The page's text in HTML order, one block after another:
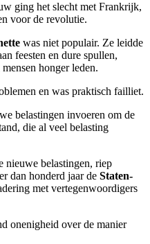
ging het slecht met Frankrijk,
voor de revolutie.
was niet populair. Ze leidde
feesten en dure spullen,
honger leden.
en was praktisch failliet.
belastingen invoeren om de
die al veel belasting
nieuwe belastingen, riep
dan honderd jaar de Staten-
met vertegenwoordigers
onenigheid over de manier